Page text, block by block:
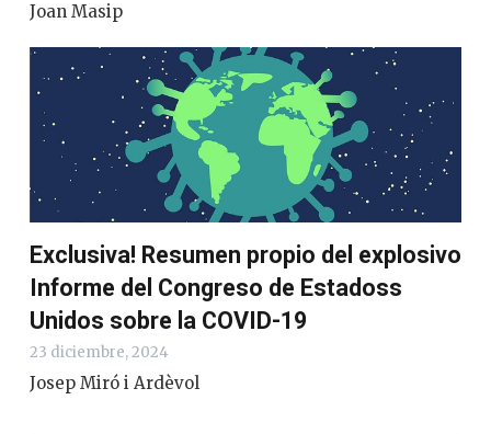
Joan Masip
Exclusiva! Resumen propio del explosivo
Informe del Congreso de Estadoss
Unidos sobre la COVID-19
23 diciembre, 2024
Josep Miró i Ardèvol